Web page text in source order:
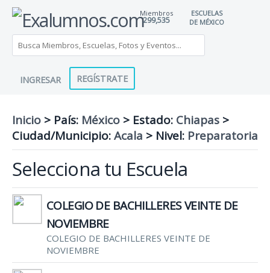
Miembros
299,535
ESCUELAS
DE MÉXICO
INGRESAR REGÍSTRATE
Inicio > País: México > Estado: Chiapas >
Ciudad/Municipio:Acala > Nivel: Preparatoria
Selecciona tu Escuela
COLEGIO DE BACHILLERES VEINTE DE
NOVIEMBRE
COLEGIO DE BACHILLERES VEINTE DE
NOVIEMBRE